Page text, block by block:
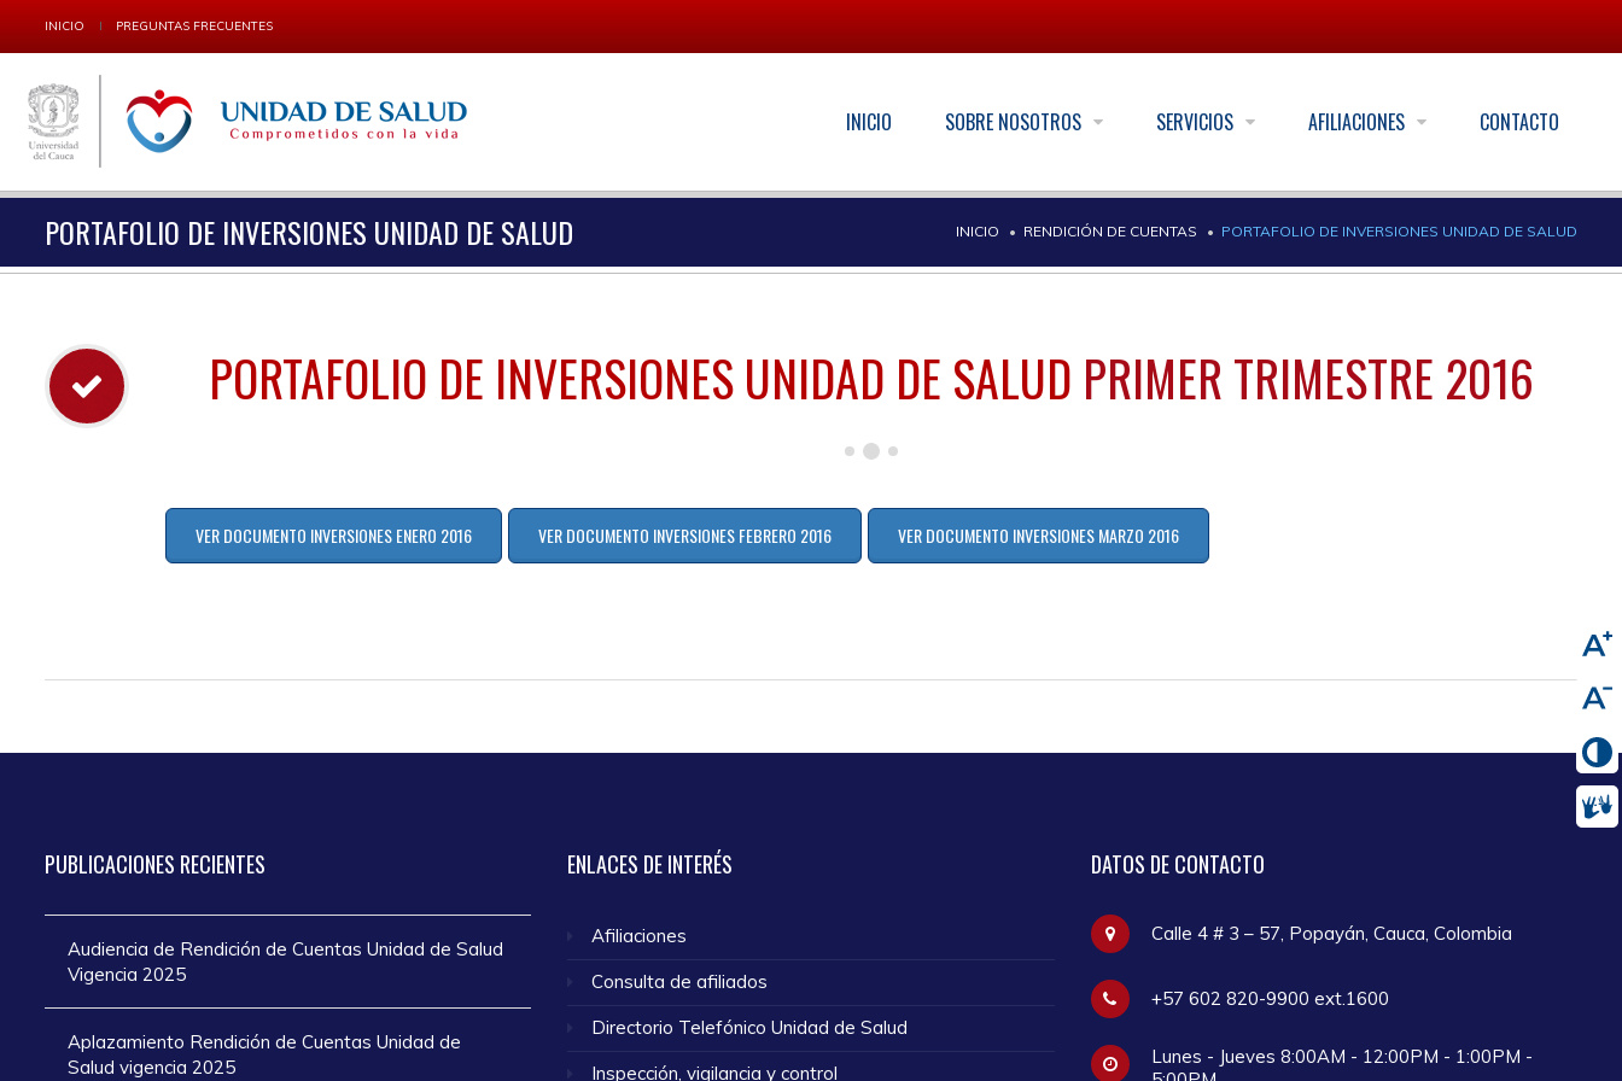
INICIO PREGUNTAS FRECUENTES
INICIO SOBRE NOSOTROS SERVICIOS AFILIACIONES CONTACTO
PORTAFOLIO DE INVERSIONES UNIDAD DE SALUD INICIO RENDICIÓN DE CUENTAS PORTAFOLIO DE INVERSIONES UNIDAD DE SALUD
PORTAFOLIO DE INVERSIONES UNIDAD DE SALUD PRIMER TRIMESTRE 2016
VER DOCUMENTO INVERSIONES ENERO 2016 VER DOCUMENTO INVERSIONES FEBRERO 2016 VER DOCUMENTO INVERSIONES MARZO 2016
PUBLICACIONES RECIENTES
Audiencia de Rendición de Cuentas Unidad de Salud
Vigencia 2025
Aplazamiento Rendición de Cuentas Unidad de
Salud vigencia 2025
ENLACES DE INTERÉS
Afiliaciones
Consulta de afiliados
Directorio Telefónico Unidad de Salud
Inspección, vigilancia y control
DATOS DE CONTACTO
Calle 4 # 3 – 57, Popayán, Cauca, Colombia
+57 602 820-9900 ext.1600
Lunes - Jueves 8:00AM - 12:00PM - 1:00PM -